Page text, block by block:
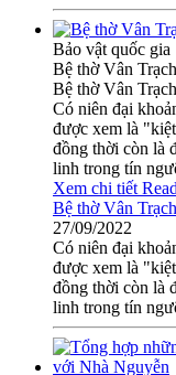
Bảo vật quốc gia
Bệ thờ Vân
Bệ thờ Vân
Có niên đại
được xem là
đồng thời còn là
linh trong tín
Xem chi tiết
Bệ thờ Vân
27/09/2022
Có niên đại
được xem là
đồng thời còn là
linh trong tín